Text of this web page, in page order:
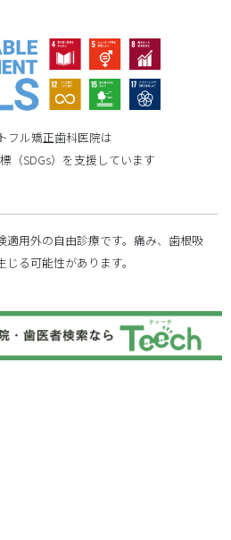
フル矯正歯科医院は
（SDGs）を支援しています
用外の自由診療です。痛み、歯根吸
る可能性があります。